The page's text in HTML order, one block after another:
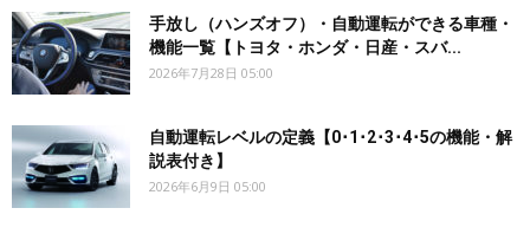
手放し（ハンズオフ）・自動運転ができる車種・
機能一覧【トヨタ・ホンダ・日産・スバ...
2026年7月28日 05:00
自動運転レベルの定義【0･1･2･3･4･5の機能・解
説表付き】
2026年6月9日 05:00